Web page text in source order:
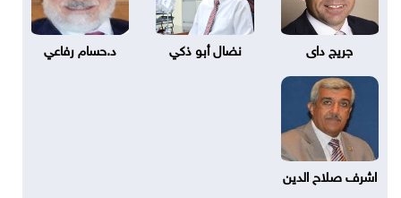
جريج داى نضال أبو ذكي د.حسام رفاعي
اشرف صلاح الدين